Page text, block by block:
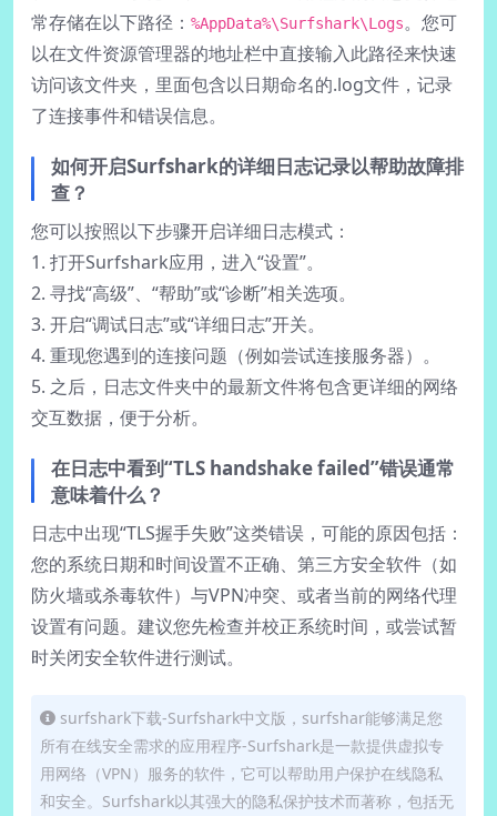
常存储在以下路径： %AppData%\Surfshark\Logs。您可
以在文件资源管理器的地址栏中直接输入此路径来快速
访问该文件夹，里面包含以日期命名的.log文件，记录
了连接事件和错误信息。
如何开启Surfshark的详细日志记录以帮助故障排
查？
您可以按照以下步骤开启详细日志模式：
1. 打开Surfshark应用，进入“设置”。
2. 寻找“高级”、“帮助”或“诊断”相关选项。
3. 开启“调试日志”或“详细日志”开关。
4. 重现您遇到的连接问题（例如尝试连接服务器）。
5. 之后，日志文件夹中的最新文件将包含更详细的网络
交互数据，便于分析。
在日志中看到“TLS handshake failed”错误通常
意味着什么？
日志中出现“TLS握手失败”这类错误，可能的原因包括：
您的系统日期和时间设置不正确、第三方安全软件（如
防火墙或杀毒软件）与VPN冲突、或者当前的网络代理
设置有问题。建议您先检查并校正系统时间，或尝试暂
时关闭安全软件进行测试。
surfshark下载-Surfshark中文版，surfshar能够满足您
所有在线安全需求的应用程序-Surfshark是一款提供虚拟专
用网络（VPN）服务的软件，它可以帮助用户保护在线隐私
和安全。Surfshark以其强大的隐私保护技术而著称，包括无